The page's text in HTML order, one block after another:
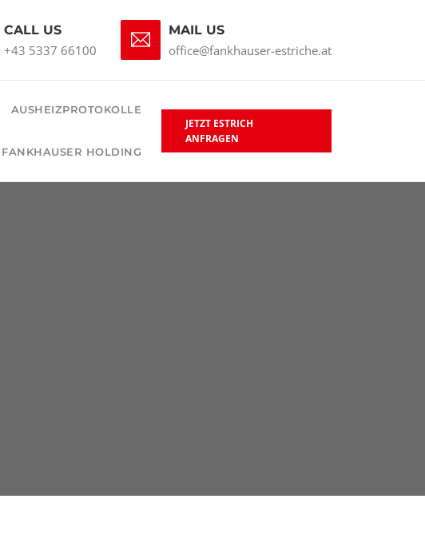
CALL US
+43 5337 66100
MAIL US
office@fankhauser-estriche.at
AUSHEIZPROTOKOLLE
FANKHAUSER HOLDING
JETZT ESTRICH
ANFRAGEN